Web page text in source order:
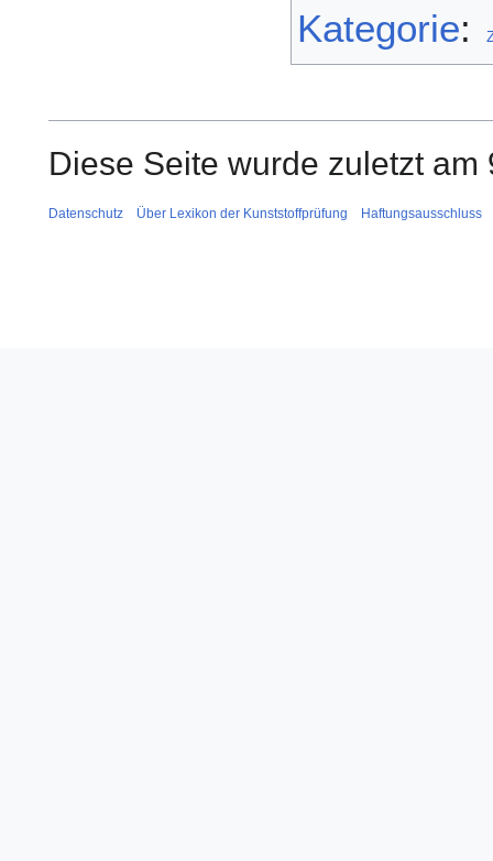
Kategorie:
Diese Seite wurde zuletzt
Datenschutz Über Lexikon der Kunststoffprüfung Haftungsausschluss